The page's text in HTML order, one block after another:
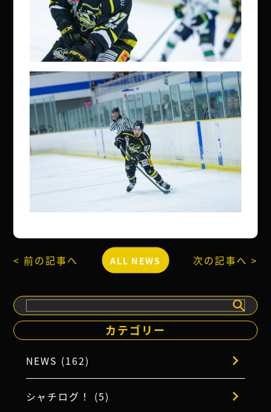
< 前の記事へ 次の記事へ >
ALL NEWS
検
索
カテゴリー
NEWS (162)
シャチログ！ (5)